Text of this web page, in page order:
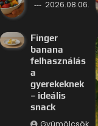
2026.08.06.
Finger
banana
felhasználás
a
gyerekeknek
– ideális
snack
Gyümölcsök